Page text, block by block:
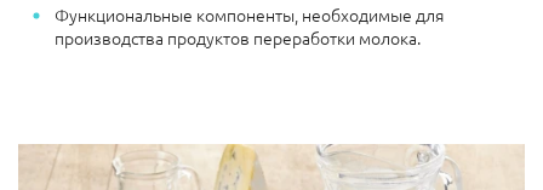
Функциональные компоненты, необходимые для
производства продуктов переработки молока.